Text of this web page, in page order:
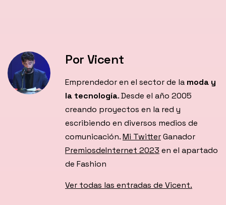
Por Vicent
Emprendedor en el sector de la moda y
la tecnología. Desde el año 2005
creando proyectos en la red y
escribiendo en diversos medios de
comunicación.Mi TwitterGanador
PremiosdeInternet 2023 en el apartado
de Fashion
Ver todas las entradas de Vicent.